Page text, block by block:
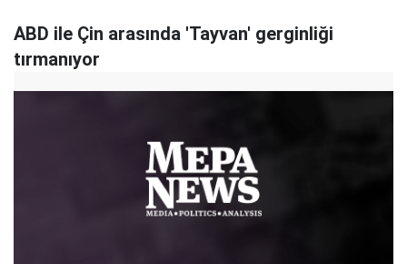
ABD ile Çin arasında 'Tayvan' gerginliği
tırmanıyor